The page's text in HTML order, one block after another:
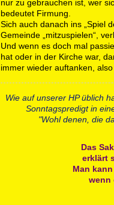
nur zu gebrauchen ist, wer
bedeutet Firmung.
Sich auch danach ins „Spiel
Gemeinde „mitzuspielen“,
Und wenn es doch mal
hat oder in der Kirche war,
immer wieder auftanken,
Wie auf unserer HP üblich
Sonntagspredigt in
"Wohl denen, die
Das
erklärt
Man
wenn